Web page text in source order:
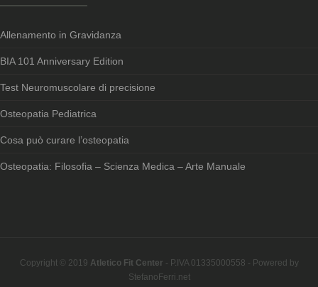
Allenamento in Gravidanza
BIA 101 Anniversary Edition
Test Neuromuscolare di precisione
Osteopatia Pediatrica
Cosa può curare l’osteopatia
Osteopatia: Filosofia – Scienza Medica – Arte Manuale
Copyright © 2019 Atletico Fit Center - P.IVA 01335000558 - Powered by
StefanoFerri.net